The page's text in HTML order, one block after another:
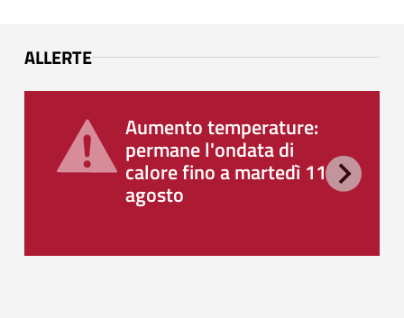
ALLERTE
Aumento temperature:
permane l'ondata di
calore fino a martedì 11
agosto